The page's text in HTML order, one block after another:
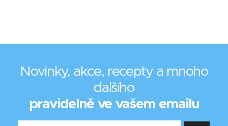
Novinky, akce, recepty a mnoho
dalšího
pravidelně ve vašem emailu